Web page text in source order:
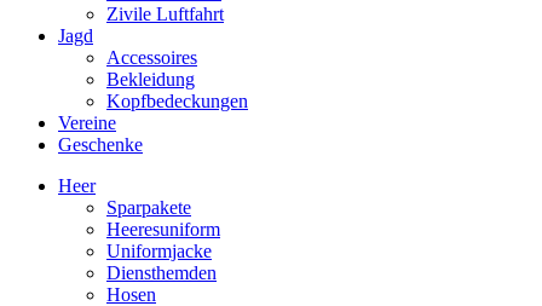
Zivile Luftfahrt
Jagd
Accessoires
Bekleidung
Kopfbedeckungen
Vereine
Geschenke
Heer
Sparpakete
Heeresuniform
Uniformjacke
Diensthemden
Hosen